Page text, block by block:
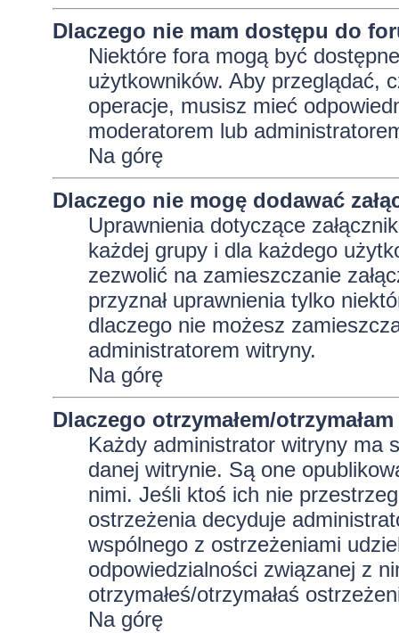
Dlaczego nie mam dostępu do
Niektóre fora mogą być
użytkowników. Aby przeglądać,
operacje, musisz mieć
moderatorem lub
Na górę
Dlaczego nie mogę dodawać
Uprawnienia dotyczące
każdej grupy i dla każdego
zezwolić na zamieszczanie
przyznał uprawnienia tylko
dlaczego nie możesz
administratorem witryny.
Na górę
Dlaczego otrzymałem/
Każdy administrator witryny ma
danej witrynie. Są one
nimi. Jeśli ktoś ich nie
ostrzeżenia decyduje
wspólnego z ostrzeżeniami
odpowiedzialności związanej z
otrzymałeś/otrzymałaś
Na górę